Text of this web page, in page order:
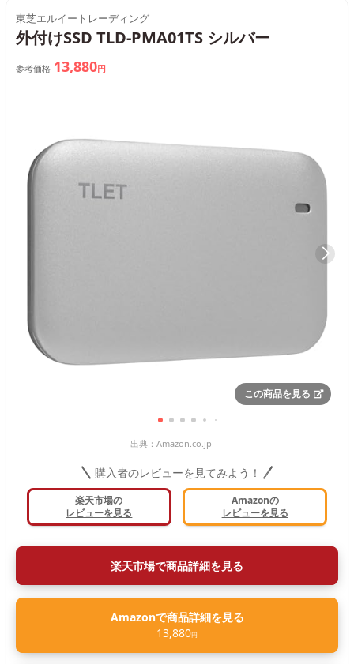
東芝エルイートレーディング
外付けSSD TLD-PMA01TS シルバー
参考価格 13,880円
この商品を見る
出典： Amazon.co.jp
購入者のレビューを見てみよう！
楽天市場の
レビューを見る
Amazonの
レビューを見る
楽天市場で商品詳細を見る
Amazonで商品詳細を見る
13,880円